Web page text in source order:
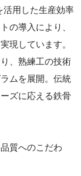
活用した生産効率
の導入により、
現しています。
、熟練工の技術
ムを展開。伝統
ズに応える鉄骨
質へのこだわ